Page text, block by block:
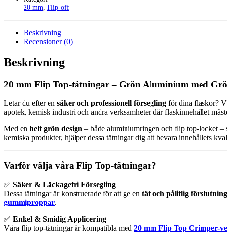
20 mm Flip-off
Beskrivning
Recensioner (0)
Beskrivning
20 mm Flip Top-tätningar – Grön Aluminium med
Letar du efter en säker och professionell försegling för dina flaskor?
apotek, kemisk industri och andra verksamheter där flaskinnehållet
Med en helt grön design – både aluminiumringen och flip top-locket –
kemiska produkter, hjälper dessa tätningar dig att bevara innehållets
Varför välja våra Flip Top-tätningar?
✅ Säker & Läckagefri Försegling
Dessa tätningar är konstruerade för att ge en tät och pålitlig förslutning
gummiproppar.
✅ Enkel & Smidig Applicering
Våra flip top-tätningar är kompatibla med 20 mm Flip Top Crimper-